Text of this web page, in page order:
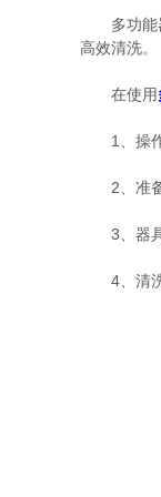
多功能器
高效清洗。
在使用
1、操作
2、准备
3、器具
4、清洗